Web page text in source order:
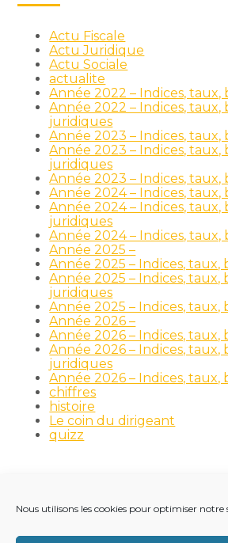
Nous utilisons les cookies pour optimiser notre
Actu Fiscale
Actu Juridique
Actu Sociale
actualite
Année 2022 – Indices, taux,
Année 2022 – Indices, taux,
juridiques
Année 2023 – Indices, taux,
Année 2023 – Indices, taux,
juridiques
Année 2023 – Indices, taux,
Année 2024 – Indices, taux,
Année 2024 – Indices, taux,
juridiques
Année 2024 – Indices, taux,
Année 2025 –
Année 2025 – Indices, taux,
Année 2025 – Indices, taux,
juridiques
Année 2025 – Indices, taux,
Année 2026 –
Année 2026 – Indices, taux,
Année 2026 – Indices, taux,
juridiques
Année 2026 – Indices, taux,
chiffres
histoire
Le coin du dirigeant
quizz
Principale